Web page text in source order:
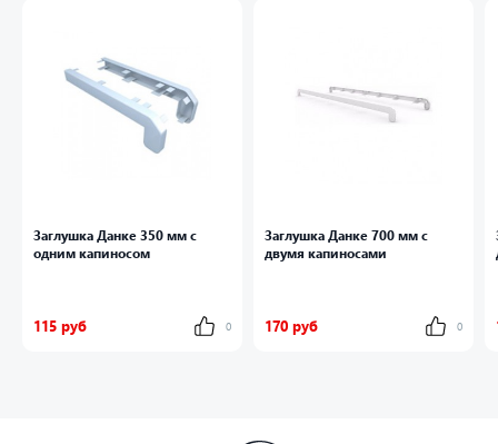
Заглушка Данке 350 мм с
одним капиносом
115 руб 0
Заглушка Данке 700 мм с
двумя капиносами
170 руб 0